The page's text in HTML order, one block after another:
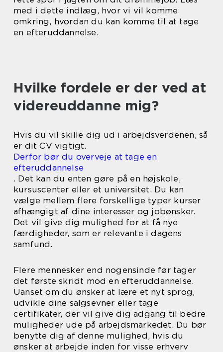
med i dette indlæg, hvor vi vil komme
omkring, hvordan du kan komme til at tage
en efteruddannelse.
Hvilke fordele er der ved at
videreuddanne mig?
Hvis du vil skille dig ud i arbejdsverdenen, så
er dit CV vigtigt.
Derfor bør du overveje at tage en
efteruddannelse
. Det kan du enten gøre på en højskole,
kursuscenter eller et universitet. Du kan
vælge mellem flere forskellige typer kurser
afhængigt af dine interesser og jobønsker.
Det vil give dig mulighed for at få nye
færdigheder, som er relevante i dagens
samfund.
Flere mennesker end nogensinde før tager
det første skridt mod en efteruddannelse.
Uanset om du ønsker at lære et nyt sprog,
udvikle dine salgsevner eller tage
certifikater, der vil give dig adgang til bedre
muligheder ude på arbejdsmarkedet. Du bør
benytte dig af denne mulighed, hvis du
ønsker at arbejde inden for visse erhverv